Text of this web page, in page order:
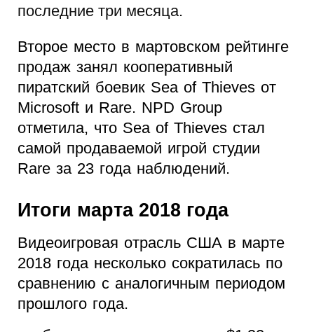
последние три месяца.
Второе место в мартовском рейтинге
продаж занял кооперативный
пиратский боевик Sea of Thieves от
Microsoft и Rare. NPD Group
отметила, что Sea of Thieves стал
самой продаваемой игрой студии
Rare за 23 года наблюдений.
Итоги марта 2018 года
Видеоигровая отрасль США в марте
2018 года несколько сократилась по
сравнению с аналогичным периодом
прошлого года.